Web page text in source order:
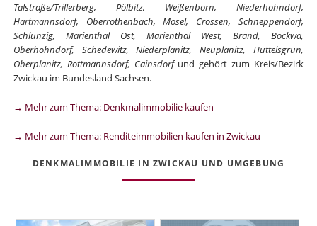
Talstraße/Trillerberg, Pölbitz, Weißenborn, Niederhohndorf,
Hartmannsdorf, Oberrothenbach, Mosel, Crossen, Schneppendorf,
Schlunzig, Marienthal Ost, Marienthal West, Brand, Bockwa,
Oberhohndorf, Schedewitz, Niederplanitz, Neuplanitz, Hüttelsgrün,
Oberplanitz, Rottmannsdorf, Cainsdorfund gehört zum Kreis/Bezirk
Zwickau im Bundesland Sachsen.
→ Mehr zum Thema: Denkmalimmobilie kaufen
→ Mehr zum Thema: Renditeimmobilien kaufen in Zwickau
DENKMALIMMOBILIE IN ZWICKAU UND UMGEBUNG